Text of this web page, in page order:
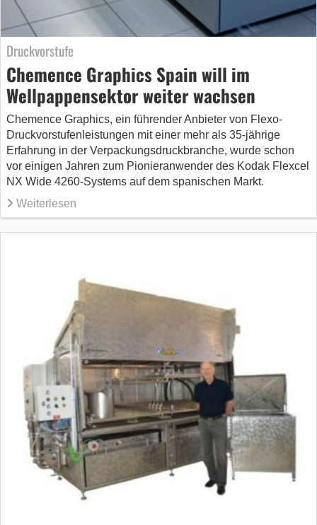
Druckvorstufe
Chemence Graphics Spain will im
Wellpappensektor weiter wachsen
Chemence Graphics, ein führender Anbieter von Flexo-
Druckvorstufenleistungen mit einer mehr als 35-jährige
Erfahrung in der Verpackungsdruckbranche, wurde schon
vor einigen Jahren zum Pionieranwender des Kodak Flexcel
NX Wide 4260-Systems auf dem spanischen Markt.
Weiterlesen